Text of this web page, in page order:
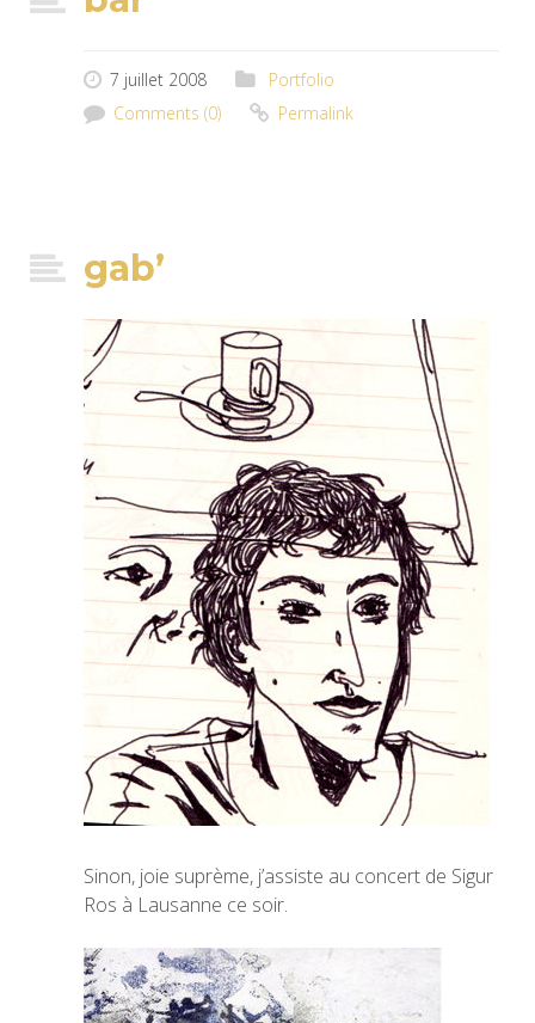
7 juillet 2008
Portfolio
Comments (0)
Permalink
gab’
Sinon, joie suprème, j’assiste au concert de Sigur
Ros à Lausanne ce soir.